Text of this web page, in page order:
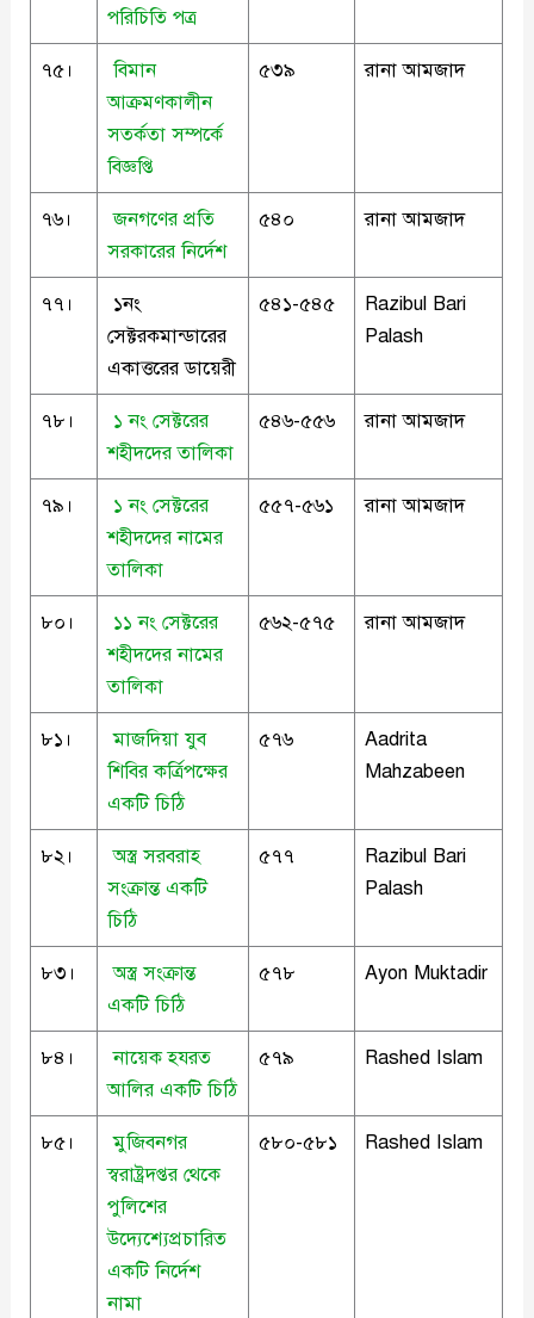
পরিচিতি পত্র
৭৫।
বিমান
আক্রমণকালীন
সতর্কতা সম্পর্কে
বিজ্ঞপ্তি
৫৩৯ রানা আমজাদ
৭৬।
জনগণের প্রতি
সরকারের নির্দেশ
৫৪০ রানা আমজাদ
৭৭।
১নং
সেক্টরকমান্ডারের
একাত্তরের ডায়েরী
৫৪১-৫৪৫
Razibul Bari
Palash
৭৮।
১ নং সেক্টরের
শহীদদের তালিকা
৫৪৬-৫৫৬ রানা আমজাদ
৭৯।
১ নং সেক্টরের
শহীদদের নামের
তালিকা
৫৫৭-৫৬১ রানা আমজাদ
৮০।
১১ নং সেক্টরের
শহীদদের নামের
তালিকা
৫৬২-৫৭৫ রানা আমজাদ
৮১।
মাজদিয়া যুব
শিবির কর্ত্রিপক্ষের
একটি চিঠি
৫৭৬
Aadrita
Mahzabeen
৮২।
অস্ত্র সরবরাহ
সংক্রান্ত একটি
চিঠি
৫৭৭
Razibul Bari
Palash
৮৩।
অস্ত্র সংক্রান্ত
একটি চিঠি
৫৭৮ Ayon Muktadir
৮৪।
নায়েক হযরত
আলির একটি চিঠি
৫৭৯ Rashed Islam
৮৫।
মুজিবনগর
স্বরাষ্ট্রদপ্তর থেকে
পুলিশের
উদ্যেশ্যেপ্রচারিত
একটি নির্দেশ
নামা
৫৮০-৫৮১ Rashed Islam